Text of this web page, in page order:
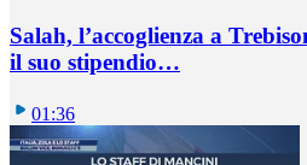
Salah, l’accoglienza a
il suo stipendio…
01:36